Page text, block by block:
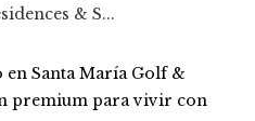
& S...